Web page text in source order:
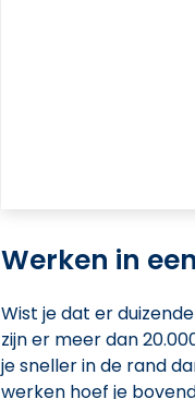
Werken in
Wist je dat er
zijn er meer dan
je sneller in de rand
werken hoef je